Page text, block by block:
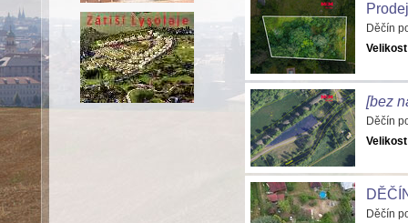
Děčín
[bez
Děčín
Děčín